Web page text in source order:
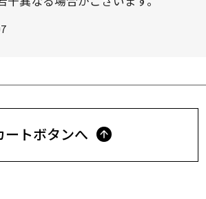
ートボタンへ